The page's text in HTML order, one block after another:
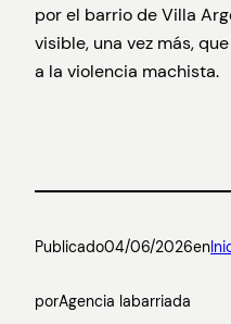
por el barrio de Villa
visible, una vez más,
a la violencia machista.
Publicado04/06/2026en
porAgencia labarriada